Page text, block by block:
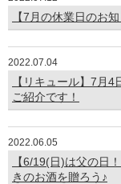
【7月の休業日のお知
2022.07.04
【リキュール】7月
ご紹介です！
2022.06.05
【6/19(日)は父の日
きのお酒を贈ろう♪